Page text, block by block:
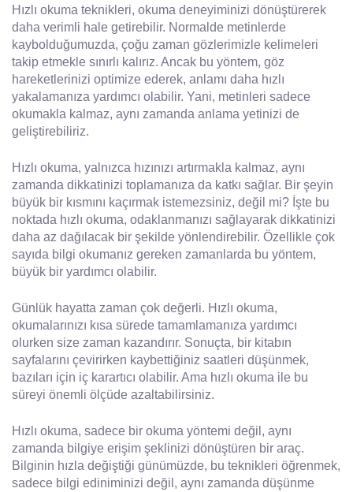
Hızlı okuma teknikleri, okuma deneyiminizi dönüştürerek
daha verimli hale getirebilir. Normalde metinlerde
kaybolduğumuzda, çoğu zaman gözlerimizle kelimeleri
takip etmekle sınırlı kalırız. Ancak bu yöntem, göz
hareketlerinizi optimize ederek, anlamı daha hızlı
yakalamanıza yardımcı olabilir. Yani, metinleri sadece
okumakla kalmaz, aynı zamanda anlama yetinizi de
geliştirebiliriz.
Hızlı okuma, yalnızca hızınızı artırmakla kalmaz, aynı
zamanda dikkatinizi toplamanıza da katkı sağlar. Bir şeyin
büyük bir kısmını kaçırmak istemezsiniz, değil mi? İşte bu
noktada hızlı okuma, odaklanmanızı sağlayarak dikkatinizi
daha az dağılacak bir şekilde yönlendirebilir. Özellikle çok
sayıda bilgi okumanız gereken zamanlarda bu yöntem,
büyük bir yardımcı olabilir.
Günlük hayatta zaman çok değerli. Hızlı okuma,
okumalarınızı kısa sürede tamamlamanıza yardımcı
olurken size zaman kazandırır. Sonuçta, bir kitabın
sayfalarını çevirirken kaybettiğiniz saatleri düşünmek,
bazıları için iç karartıcı olabilir. Ama hızlı okuma ile bu
süreyi önemli ölçüde azaltabilirsiniz.
Hızlı okuma, sadece bir okuma yöntemi değil, aynı
zamanda bilgiye erişim şeklinizi dönüştüren bir araç.
Bilginin hızla değiştiği günümüzde, bu teknikleri öğrenmek,
sadece bilgi ediniminizi değil, aynı zamanda düşünme